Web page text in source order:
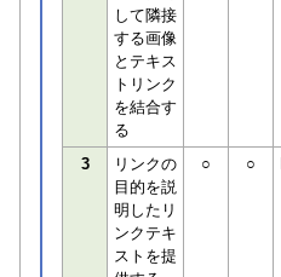
して隣接
する画像
とテキス
トリンク
を結合す
る
3
リンクの
目的を説
明したリ
ンクテキ
ストを提
○ ○